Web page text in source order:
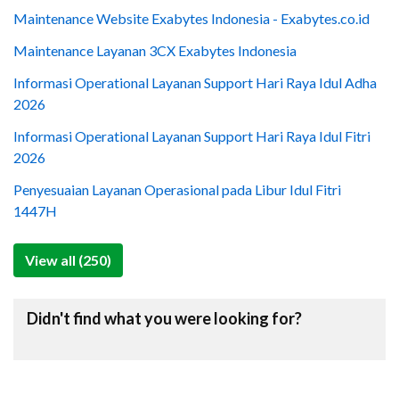
Maintenance Website Exabytes Indonesia - Exabytes.co.id
Maintenance Layanan 3CX Exabytes Indonesia
Informasi Operational Layanan Support Hari Raya Idul Adha
2026
Informasi Operational Layanan Support Hari Raya Idul Fitri
2026
Penyesuaian Layanan Operasional pada Libur Idul Fitri
1447H
View all (250)
Didn't find what you were looking for?